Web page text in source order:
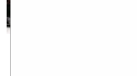
передача
без задержки
HDMI
ноутбуков